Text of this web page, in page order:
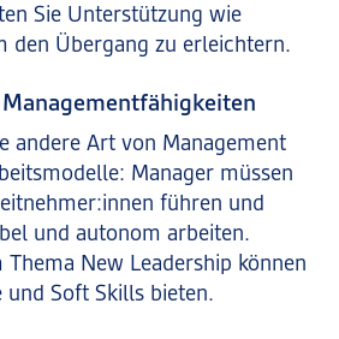
Sie Unterstützung wie
den Übergang zu erleichtern.
andere Art von Management
Manager müssen
führen und
und autonom arbeiten.
New Leadership können
und Soft Skills bieten.